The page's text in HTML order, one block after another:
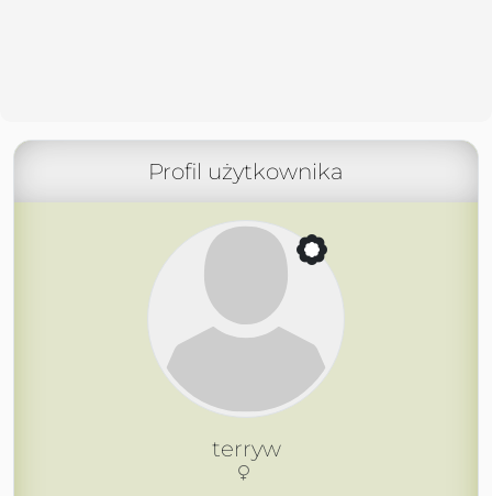
Profil użytkownika
terryw